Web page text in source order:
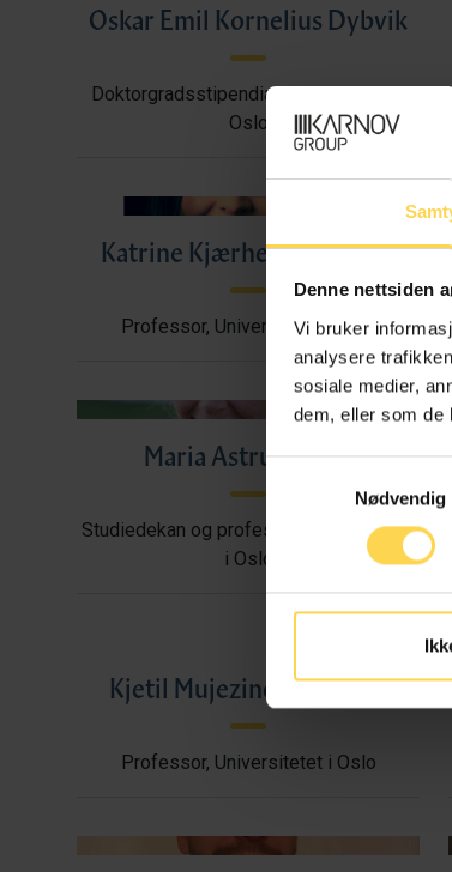
Denne nettsiden
Vi bruker
analysere
sosiale medier,
dem, eller som de
Samtykkevalg
Nødvendig
Oskar Emil Kornelius Dybvik
Doktorgradsstipendiat, Universitetet i
Oslo
Katrine Kjærheim Fredwall
Professor, Universitetet i Oslo
Maria Astrup Hjort
Studiedekan og professor, Universitetet
i Oslo
Kjetil Mujezinović Larsen
Professor, Universitetet i Oslo